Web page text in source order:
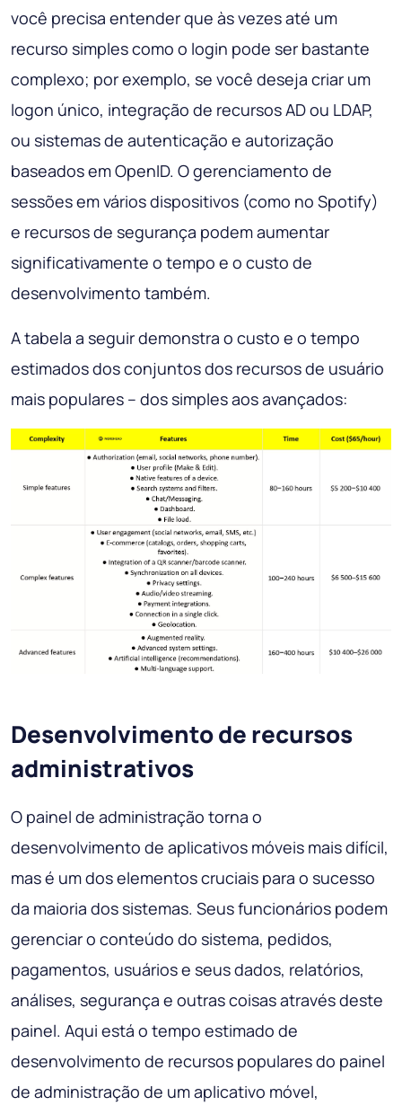
você precisa entender que às vezes até um
recurso simples como o login pode ser bastante
complexo; por exemplo, se você deseja criar um
logon único, integração de recursos AD ou LDAP,
ou sistemas de autenticação e autorização
baseados em OpenID. O gerenciamento de
sessões em vários dispositivos (como no Spotify)
e recursos de segurança podem aumentar
significativamente o tempo e o custo de
desenvolvimento também.
A tabela a seguir demonstra o custo e o tempo
estimados dos conjuntos dos recursos de usuário
mais populares – dos simples aos avançados:
Desenvolvimento de recursos
administrativos
O painel de administração torna o
desenvolvimento de aplicativos móveis mais difícil,
mas é um dos elementos cruciais para o sucesso
da maioria dos sistemas. Seus funcionários podem
gerenciar o conteúdo do sistema, pedidos,
pagamentos, usuários e seus dados, relatórios,
análises, segurança e outras coisas através deste
painel. Aqui está o tempo estimado de
desenvolvimento de recursos populares do painel
de administração de um aplicativo móvel,